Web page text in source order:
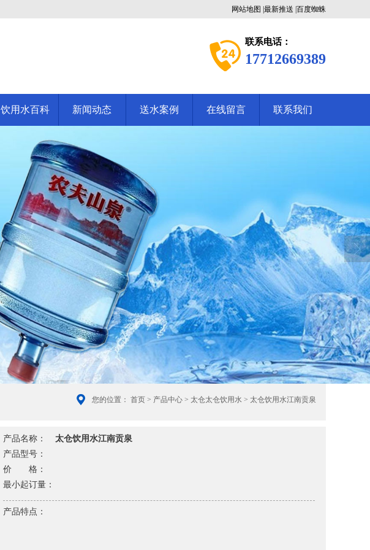
网站地图 最新推送 百度蜘蛛
联系电话：
17712669389
饮用水百科 新闻动态 送水案例 在线留言 联系我们
您的位置： 首页 > 产品中心 > 太仓太仓饮用水 > 太仓饮用水江南贡泉
产品名称：
太仓饮用水江南贡泉
产品型号：
价 格：
最小起订量：
产品特点：